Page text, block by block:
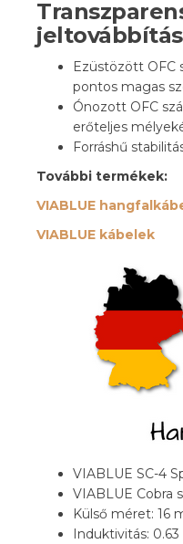
jeltovábbítás
Ezüstözött OFC
pontos magas
Ónozott OFC
erőteljes
Forráshű
További termékek:
VIABLUE
VIABLUE kábelek
VIABLUE SC-4
VIABLUE Cobra
Külső méret: 16
Induktivitás: